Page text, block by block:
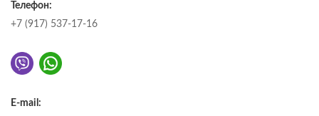
Телефон:
+7 (917) 537-17-16
E-mail: